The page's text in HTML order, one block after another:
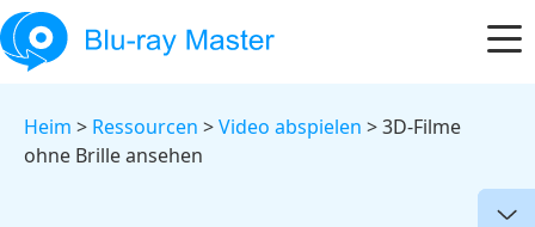
Heim > Ressourcen >Video abspielen > 3D-Filme
ohne Brille ansehen